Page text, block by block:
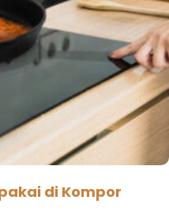
di Kompor